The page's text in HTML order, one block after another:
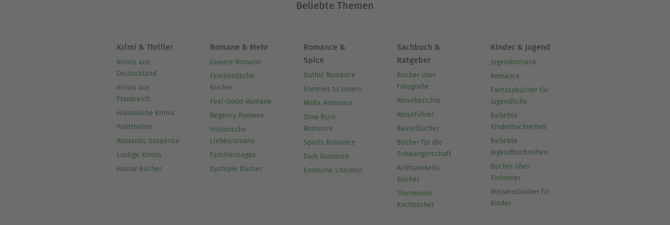
Beliebte Themen
Krimi & Thriller
Krimis aus
Deutschland
Krimis aus
Frankreich
Historische Krimis
Politthriller
Romantic Suspense
Lustige Krimis
Horror Bücher
Romane & Mehr
Queere Romane
Feministische
Bücher
Feel-Good-Romane
Regency Romane
Historische
Liebesromane
Familiensagas
Dystopie Bücher
Romance &
Spice
Gothic Romance
Enemies to Lovers
Mafia Romance
Slow Burn
Romance
Sports Romance
Dark Romance
Erotische Literatur
Sachbuch &
Ratgeber
Bücher über
Fotografie
Reiseberichte
Reiseführer
Bastelbücher
Bücher für die
Schwangerschaft
Achtsamkeits-
Bücher
Thermomix
Kochbücher
Kinder & Jugend
Jugendromane
Romance
Fantasybücher für
Jugendliche
Beliebte
Kinderbuchreihen
Beliebte
Jugendbuchreihen
Bücher über
Einhörner
Wissensbücher für
Kinder